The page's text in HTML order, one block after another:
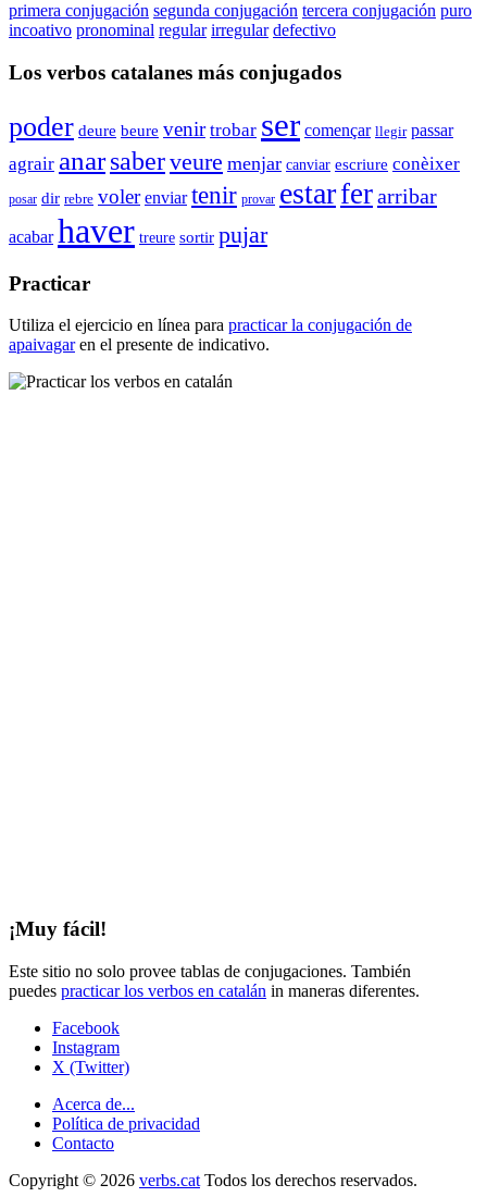
primera conjugación segunda conjugación tercera conjugación puro
incoativo pronominal regular irregular defectivo
Los verbos catalanes más conjugados
poder deure beure venir trobar ser començar llegir passar
agrair anarsaberveure menjar canviar escriure conèixer
posar dir rebre voler enviar tenir provar estarferarribar
acabar haver treure sortir pujar
Practicar
Utiliza el ejercicio en línea para practicar la conjugación de
apaivagaren el presente de indicativo.
¡Muy fácil!
Este sitio no solo provee tablas de conjugaciones. También
puedes practicar los verbos en catalán in maneras diferentes.
Facebook
Instagram
X (Twitter)
Acerca de...
Política de privacidad
Contacto
Copyright © 2026 verbs.cat Todos los derechos reservados.